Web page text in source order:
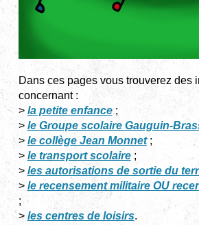
Dans ces pages vous trouverez des
concernant :
> la petite enfance;
> le Groupe scolaire Gauguin-
> le collège Jean Monnet ;
> le transport scolaire;
> les autorisations de sortie du
> le recensement militaire OU
;
> les centres de loisirs.